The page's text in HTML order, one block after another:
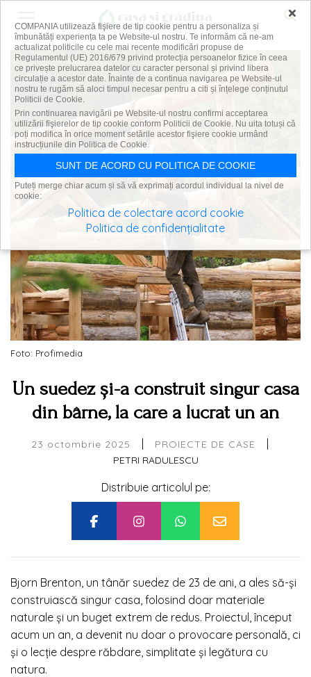
Foto: Profimedia
Un suedez și-a construit singur casa
din bârne, la care a lucrat un an
23 octombrie 2025 PROIECTE DE CASE
PETRI RADULESCU
Distribuie articolul pe:
Bjorn Brenton, un tânăr suedez de 23 de ani, a ales să-și
construiască singur casa, folosind doar materiale
naturale și un buget extrem de redus. Proiectul, început
acum un an, a devenit nu doar o provocare personală, ci
și o lecție despre răbdare, simplitate și legătura cu
natura.
×
COMPANIA utilizează fişiere de tip cookie pentru a personaliza și
îmbunătăți experiența ta pe Website-ul nostru. Te informăm că ne-am
actualizat politicile cu cele mai recente modificări propuse de
Regulamentul (UE) 2016/679 privind protecția persoanelor fizice în ceea
ce privește prelucrarea datelor cu caracter personal și privind libera
circulație a acestor date. Înainte de a continua navigarea pe Website-ul
nostru te rugăm să aloci timpul necesar pentru a citi și înțelege conținutul
Politicii de Cookie.
Prin continuarea navigării pe Website-ul nostru confirmi acceptarea
utilizării fişierelor de tip cookie conform Politicii de Cookie. Nu uita totuși că
poți modifica în orice moment setările acestor fişiere cookie urmând
instrucțiunile din Politica de Cookie.
SUNT DE ACORD CU POLITICA DE COOKIE
Puteți merge chiar acum și să vă exprimați acordul individual la nivel de
cookie:
Politica de colectare acord cookie
Politica de confidențialitate